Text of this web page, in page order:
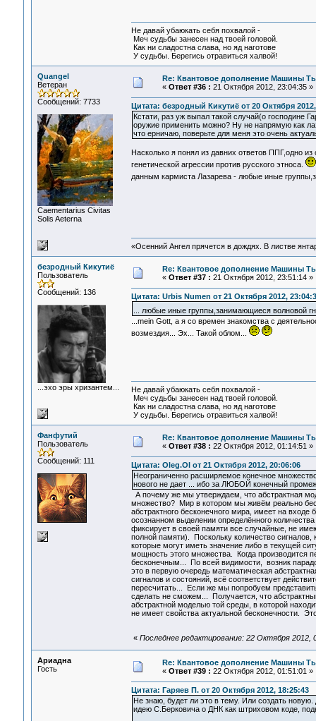
Не давай убаюкать себя похвалой -
Меч судьбы занесен над твоей головой.
Как ни сладостна слава, но яд наготове
У судьбы. Берегись отравиться халвой!
Quangel
Ветеран
Сообщений: 7733
Сaementarius Civitas
Solis Aeterna
Re: Квантовое дополнение Машины
« Ответ #36 : 21 Октября 2012, 23:04:35 »
Цитата: безродный Кикутиё от 20 Октября
Кстати, раз уж выпал такой случай(о господине
оружие применить можно? Ну не напрямую как
что ерничаю, поверьте для меня это очень
Насколько я понял из давних ответов ППГ,одно
генетической агрессии против русского этноса.
данным кармиста Лазарева - любые иные
«Осенний Ангел прячется в дождях. В листве
безродный Кикутиё
Пользователь
Сообщений: 136
...эхо эры хризантем...
Re: Квантовое дополнение Машины
« Ответ #37 : 21 Октября 2012, 23:51:14 »
Цитата: Urbis Numen от 21 Октября 2012,
... любые иные группы,занимающиеся волновой
...mein Gott, а я со времен знакомства с
возмездия... Эх... Такой облом...
Не давай убаюкать себя похвалой -
Меч судьбы занесен над твоей головой.
Как ни сладостна слава, но яд наготове
У судьбы. Берегись отравиться халвой!
Фанфутий
Пользователь
Сообщений: 111
Re: Квантовое дополнение Машины
« Ответ #38 : 22 Октября 2012, 01:14:51 »
Цитата: Oleg.Ol от 21 Октября 2012, 20:06:06
Неограниченно расширяемое конечное
нового не дает ... ибо за ЛЮБОЙ конечный
А почему же мы утверждаем, что абстрактная
множество? Мир в котором мы живём реально
абстрактного бесконечного мира, имеет на входе
осознанном выделении определённого
фиксирует в своей памяти все случайные, не
полной памяти). Поскольку количество
которые могут иметь значение либо в текущей
мощность этого множества. Когда производится
бесконечным... По всей видимости, возник
это в первую очередь математическая
сигналов и состояний, всё соответствует
пересчитать... Если же мы попробуем
сделать не сможем... Получается, что
абстрактной моделью той среды, в которой
не имеет свойства актуальной бесконечности.
« Последнее редактирование: 22 Октября
Ариадна
Гость
Re: Квантовое дополнение Машины
« Ответ #39 : 22 Октября 2012, 01:51:01 »
Цитата: Гаряев П. от 20 Октября 2012, 18:25:43
Не знаю, будет ли это в тему. Или создать
идею С.Берковича о ДНК как штриховом коде,